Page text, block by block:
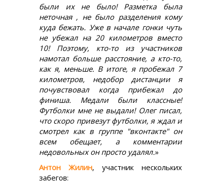
были их не было! Разметка была
неточная , не было разделения кому
куда бежать. Уже в начале гонки чуть
не убежал на 20 километров вместо
10! Поэтому, кто-то из участников
намотал больше расстояние, а кто-то,
как я, меньше. В итоге, я пробежал 7
километров, недобор дистанции я
почувствовал когда прибежал до
финиша. Медали были классные!
Футболки мне не выдали! Олег писал,
что скоро привезут футболки, я ждал и
смотрел как в группе "вконтакте" он
всем обещает, а комментарии
недовольных он просто удалял.»
Антон Жилин, участник нескольких
забегов: